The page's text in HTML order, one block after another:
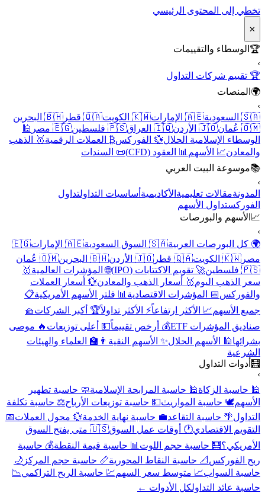
تخطي إلى المحتوى الرئيسي
✕
🏆الوسطاء والتقييمات
🏆 تقييم شركات التداول
🌍المنصات
🇸🇦 السعودية
🇦🇪 الإمارات 🇰🇼 الكويت 🇶🇦 قطر
🇧🇭 البحرين
🇴🇲 عُمان
🇯🇴 الأردن 🇮🇶 العراق 🇵🇸 فلسطين 🇪🇬 مصر
🕌
الوسطاء الإسلامية الحلال 💱 الفوركس ₿ العملات الرقمية🥇 الذهب
والمعادن📈 الأسهم📊 العقود (CFD)
📜 السندات
📚موسوعة البيت العربي
المدونةمقالات تعليميةالأكاديميةأساسيات التداولتداول
الفوركستداول الأسهم
📈الأسهم والبورصات
🌍 كل البورصات العربية🇸🇦 السوق السعودية 🇦🇪 الإمارات
🇪🇬
مصر 🇰🇼 الكويت 🇶🇦 قطر 🇯🇴 الأردن 🇧🇭 البحرين
🇴🇲 عُمان
🇵🇸 فلسطين
🚀 تقويم الاكتتابات (IPO) 🌐 المؤشرات العالمية🥇
سعر الذهب اليوم🥇 أسعار الذهب والمعادن💱 أسعار العملات
والفوركس 📅 المؤشرات الاقتصادية📊 فلتر الأسهم الأمريكية📋
جميع الأسهم📈 الأكثر ارتفاعاً⚡ الأكثر تداولاً🏆 أكبر الشركات🧺
صناديق المؤشرات ETF
💰 أرخص تقييماً💵 أعلى توزيعات🔥 موصى
بشرائها🕌 الأسهم الحلال ✨ الأسهم النقية👨‍🏫 العلماء والهيئات
الشرعية
🧮أدوات التداول
🕌 حاسبة الزكاة🕌 حاسبة المرابحة الإسلامية🧼 حاسبة تطهير
الأسهم🕊️ حاسبة المواريث💵 حاسبة توزيعات الأرباح⚖️ حاسبة تكلفة
التداول 🌴 حاسبة التقاعد💼 حاسبة نهاية الخدمة💱 محول العملات📅
التقويم الاقتصادي🕐 أوقات عمل السوق
🇺🇸 متى يفتح السوق
الأمريكي؟🧮 حاسبة حجم اللوت📊 حاسبة قيمة النقطة💰 حاسبة
ربح الفوركس 📐 حاسبة النقاط المحورية📏 حاسبة حجم المركز 🌙
حاسبة السواب📈 متوسط سعر السهم💹 حاسبة الربح التراكمي 📉
حاسبة عائد التداولكل الأدوات ←